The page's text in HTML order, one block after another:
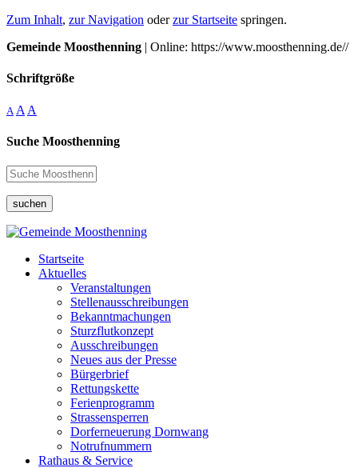
Zum Inhalt, zur Navigation oderzur Startseite springen.
Gemeinde Moosthenning | Online: https://www.moosthenning.de//
Schriftgröße
A A A
Suche Moosthenning
suchen
Startseite
Aktuelles
Veranstaltungen
Stellenausschreibungen
Bekanntmachungen
Sturzflutkonzept
Ausschreibungen
Neues aus der Presse
Bürgerbrief
Rettungskette
Ferienprogramm
Strassensperren
Dorferneuerung Dornwang
Notrufnummern
Rathaus & Service